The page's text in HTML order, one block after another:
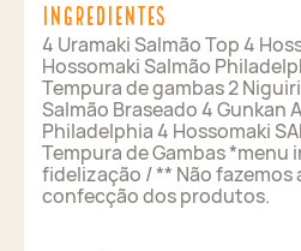
Ingredientes
4 Uramaki Salmão Top 4
Hossomaki Salmão
Tempura de gambas 2
Salmão Braseado 4 Gunkan
Philadelphia 4 Hossomaki
Tempura de Gambas *menu
fidelização / ** Não fazemos
confecção dos produtos.